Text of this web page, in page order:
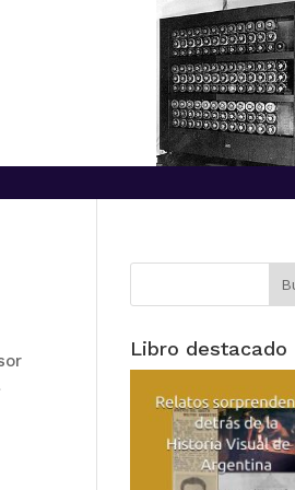
Libro destacado